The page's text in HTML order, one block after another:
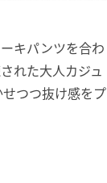
キパンツを合わ
れた大人カジュ
つつ抜け感をプ